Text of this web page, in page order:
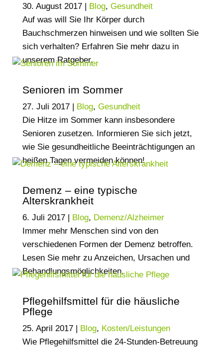
30. August 2017| Blog, Gesundheit
Auf was will Sie Ihr Körper durch
Bauchschmerzen hinweisen und wie sollten Sie
sich verhalten? Erfahren Sie mehr dazu in
unserem Ratgeber.
Senioren im Sommer
27. Juli 2017| Blog, Gesundheit
Die Hitze im Sommer kann insbesondere
Senioren zusetzen. Informieren Sie sich jetzt,
wie Sie gesundheitliche Beeinträchtigungen an
heißen Tagen vermeiden können!
Demenz – eine typische
Alterskrankheit
6. Juli 2017| Blog, Demenz/Alzheimer
Immer mehr Menschen sind von den
verschiedenen Formen der Demenz betroffen.
Lesen Sie mehr zu Anzeichen, Ursachen und
Behandlungsmöglichkeiten.
Pflegehilfsmittel für die häusliche
Pflege
25. April 2017| Blog, Kosten/Leistungen
Wie Pflegehilfsmittel die 24-Stunden-Betreuung